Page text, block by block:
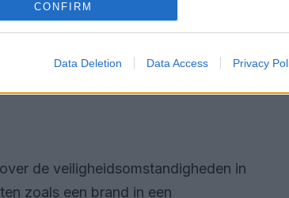
CONFIRM
Data Deletion Data Access Privacy
de veiligheidsomstandigheden in
zoals een brand in een